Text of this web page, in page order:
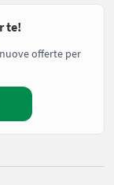
te!
offerte per